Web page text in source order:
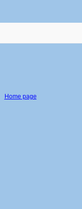
Home page